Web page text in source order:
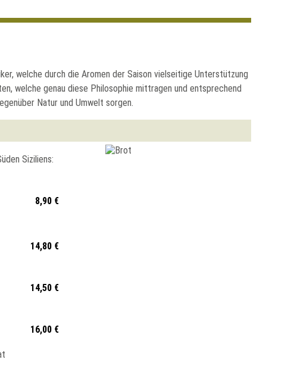
welche durch die Aromen der Saison vielseitige Unterstützung
welche genau diese Philosophie mittragen und entsprechend
Natur und Umwelt sorgen.
Siziliens:
8,90 €
14,80 €
14,50 €
16,00 €